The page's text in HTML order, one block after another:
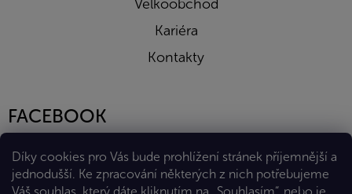
Díky cookies pro Vás bude prohlížení stránek příjemnější a
jednodušší. Ke zpracování některých z nich potřebujeme
Velkoobchod
Kariéra
Kontakty
FACEBOOK